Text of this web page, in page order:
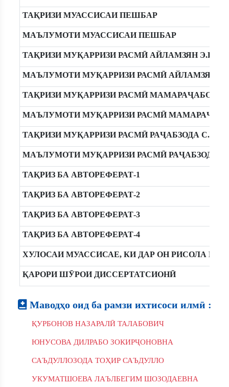
ТАҚРИЗИ МУАССИСАИ ПЕШБАР
МАЪЛУМОТИ МУАССИСАИ ПЕШБАР
ТАҚРИЗИ МУҚАРРИЗИ РАСМӢ АЙЛАМЗЯН Э.К.
МАЪЛУМОТИ МУҚАРРИЗИ РАСМӢ АЙЛАМЗЯН
ТАҚРИЗИ МУҚАРРИЗИ РАСМӢ МАМАРАҶАБОВ
МАЪЛУМОТИ МУҚАРРИЗИ РАСМӢ
ТАҚРИЗИ МУҚАРРИЗИ РАСМӢ РАҶАБЗОДА С.Р.
МАЪЛУМОТИ МУҚАРРИЗИ РАСМӢ РАҶАБЗОДА
ТАҚРИЗ БА АВТОРЕФЕРАТ-1
ТАҚРИЗ БА АВТОРЕФЕРАТ-2
ТАҚРИЗ БА АВТОРЕФЕРАТ-3
ТАҚРИЗ БА АВТОРЕФЕРАТ-4
ХУЛОСАИ МУАССИСАЕ, КИ ДАР ОН РИСОЛА
ҚАРОРИ ШӮРОИ ДИССЕРТАТСИОНӢ
Маводҳо оид ба рамзи ихтисоси илмӣ :
ҚУРБОНОВ НАЗАРАЛӢ ТАЛАБОВИЧ
ЮНУСОВА ДИЛРАБО ЗОКИРҶОНОВНА
САЪДУЛЛОЗОДА ТОҲИР САЪДУЛЛО
УКУМАТШОЕВА ЛАЪЛБЕГИМ ШОЗОДАЕВНА